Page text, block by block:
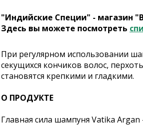
"Индийские Специи" - магазин
Здесь вы можете посмотреть
При регулярном использовании
секущихся кончиков волос,
становятся крепкими и гладкими.
О ПРОДУКТЕ
Главная сила шампуня Vatika